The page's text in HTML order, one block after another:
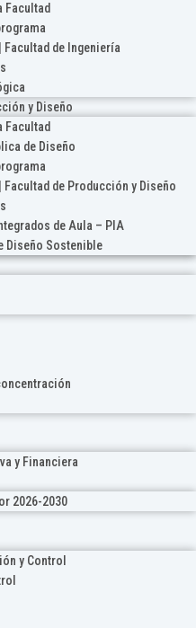
Facultad
Facultad de Ingeniería
y Diseño
Facultad
de Diseño
Facultad de Producción y Diseño
de Aula – PIA
Diseño Sostenible
y Financiera
2026-2030
y Control